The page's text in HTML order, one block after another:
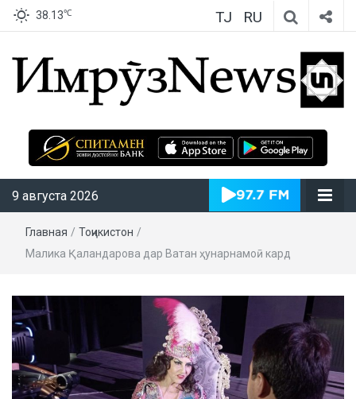
38.13℃ TJ RU
ИмрӯзNews
9 августа 2026
Главная / Тоҷикистон /
Малика Қаландарова дар Ватан ҳунарнамоӣ кард